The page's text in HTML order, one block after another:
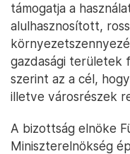
támogatja a
alulhasznosított,
gazdasági területek
szerint az a cél,
illetve városrészek
A bizottság elnöke
Miniszterelnökség